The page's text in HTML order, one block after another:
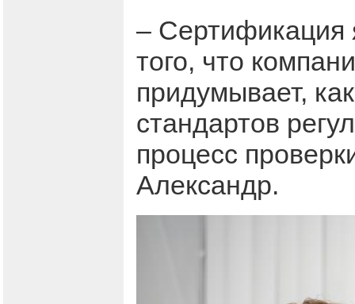
– Сертификация
того, что
придумывает,
стандартов
процесс
Александр.